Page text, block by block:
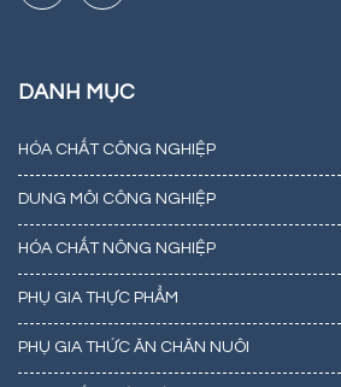
DANH MỤC
HÓA CHẤT CÔNG NGHIỆP
DUNG MÔI CÔNG NGHIỆP
HÓA CHẤT NÔNG NGHIỆP
PHỤ GIA THỰC PHẨM
PHỤ GIA THỨC ĂN CHĂN NUÔI